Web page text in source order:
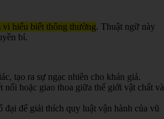
vi hiểu biết thông thường. Thuật ngữ này
bí.
tạo ra sự ngạc nhiên cho khán giả.
hoặc giao thoa giữa thế giới vật chất và
để giải thích quy luật vận hành của vũ